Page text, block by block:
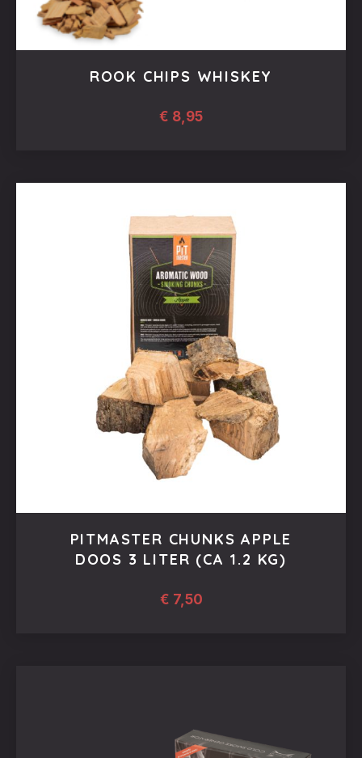
ROOK CHIPS WHISKEY
€ 8,95
PITMASTER CHUNKS APPLE
DOOS 3 LITER (CA 1.2 KG)
€ 7,50